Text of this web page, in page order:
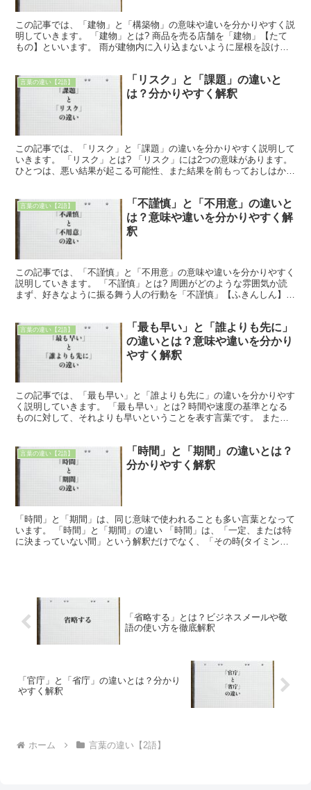
この記事では、「建物」と「構築物」の意味や違いを分かりやすく説
明していきます。 「建物」とは? 商品を売る店舗を「建物」【たて
もの】といいます。 雨が建物内に入り込まないように屋根を設ける
言葉の違い【2語】
「リスク」と「課題」の違いと
は？分かりやすく解釈
この記事では、「リスク」と「課題」の違いを分かりやすく説明して
いきます。 「リスク」とは? 「リスク」には2つの意味があります。
ひとつは、悪い結果が起こる可能性、また結果を前もっておしはかる
言葉の違い【2語】
「不謹慎」と「不用意」の違いと
は？意味や違いを分かりやすく解
釈
この記事では、「不謹慎」と「不用意」の意味や違いを分かりやすく
説明していきます。 「不謹慎」とは? 周囲がどのような雰囲気か読
まず、好きなように振る舞う人の行動を「不謹慎」【ふきんしん】と
言葉の違い【2語】
「最も早い」と「誰よりも先に」
の違いとは？意味や違いを分かり
やすく解釈
この記事では、「最も早い」と「誰よりも先に」の違いを分かりやす
く説明していきます。 「最も早い」とは? 時間や速度の基準となる
ものに対して、それよりも早いということを表す言葉です。 また、
言葉の違い【2語】
「時間」と「期間」の違いとは？
分かりやすく解釈
「時間」と「期間」は、同じ意味で使われることも多い言葉となって
います。 「時間」と「期間」の違い 「時間」は、「一定、または特
に決まっていない間」という解釈だけでなく、「その時(タイミン
「省略する」とは？ビジネスメールや敬
語の使い方を徹底解釈
「官庁」と「省庁」の違いとは？分かり
やすく解釈
ホーム 言葉の違い【2語】